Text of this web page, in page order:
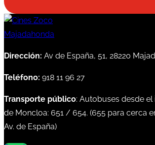
Dirección: Av de España, 51, 28220
Teléfono: 918 11 96 27
Transporte público: Autobuses desde
de Moncloa: 651 / 654. (655 para cerca
Av. de España)